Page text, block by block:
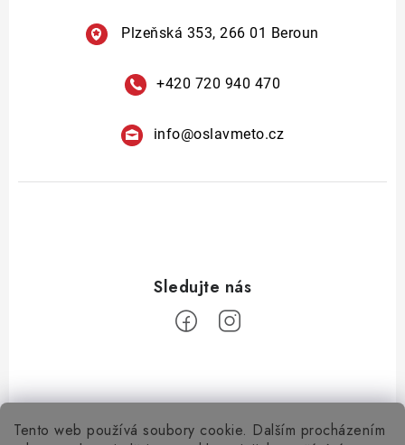
Tento web používá soubory cookie. Dalším procházením
Plzeňská 353, 266 01 Beroun
+420 720 940 470
info@oslavmeto.cz